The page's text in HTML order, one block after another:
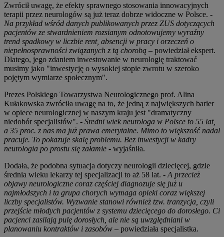
Zwrócił uwagę, że efekty sprawnego stosowania innowacyjnych
terapii przez neurologów są już teraz dobrze widoczne w Polsce. -
Na przykład wśród danych publikowanych przez ZUS dotyczących
pacjentów ze stwardnieniem rozsianym odnotowujemy wyraźny
trend spadkowy w liczbie rent, absencji w pracy i orzeczeń o
niepełnosprawności związanych z tą chorobą – powiedział ekspert.
Dlatego, jego zdaniem inwestowanie w neurologię traktować
musimy jako "inwestycję o wysokiej stopie zwrotu w szeroko
pojętym wymiarze społecznym".
Prezes Polskiego Towarzystwa Neurologicznego prof. Alina
Kułakowska zwróciła uwagę na to, że jedną z największych barier
w opiece neurologicznej w naszym kraju jest "dramatyczny
niedobór specjalistów". - Średni wiek neurologa w Polsce to 55 lat,
a 35 proc. z nas ma już prawa emerytalne. Mimo to większość nadal
pracuje. To pokazuje skalę problemu. Bez inwestycji w kadry
neurologia po prostu się załamie - wyjaśniła.
Dodała, że podobna sytuacja dotyczy neurologii dziecięcej, gdzie
średnia wieku lekarzy tej specjalizacji to aż 58 lat. - A przecież
objawy neurologiczne coraz częściej diagnozuje się już u
najmłodszych i ta grupa chorych wymaga opieki coraz większej
liczby specjalistów. Wyzwanie stanowi również tzw. tranzycja, czyli
przejście młodych pacjentów z systemu dziecięcego do dorosłego. Ci
pacjenci zasilają pulę dorosłych, ale nie są uwzględniani w
planowaniu kontraktów i zasobów – powiedziała specjalistka.